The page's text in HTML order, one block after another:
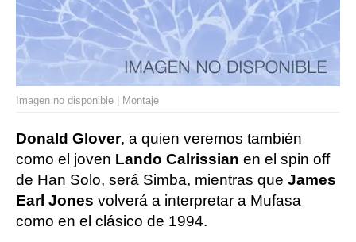
Imagen no disponible | Montaje
Donald Glover, a quien veremos también
como el joven Lando Calrissian en el spin off
de Han Solo, será Simba, mientras que James
Earl Jones volverá a interpretar a Mufasa
como en el clásico de 1994.